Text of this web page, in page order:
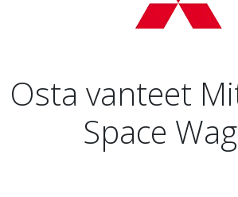
Osta vanteet
Space